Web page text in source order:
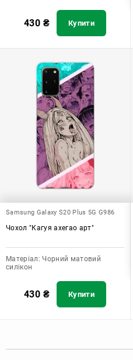
430 ₴ Купити
Samsung Galaxy S20 Plus 5G G986
Чохол "Кагуя ахегао арт"
Матеріал: Чорний матовий
силікон
430 ₴ Купити